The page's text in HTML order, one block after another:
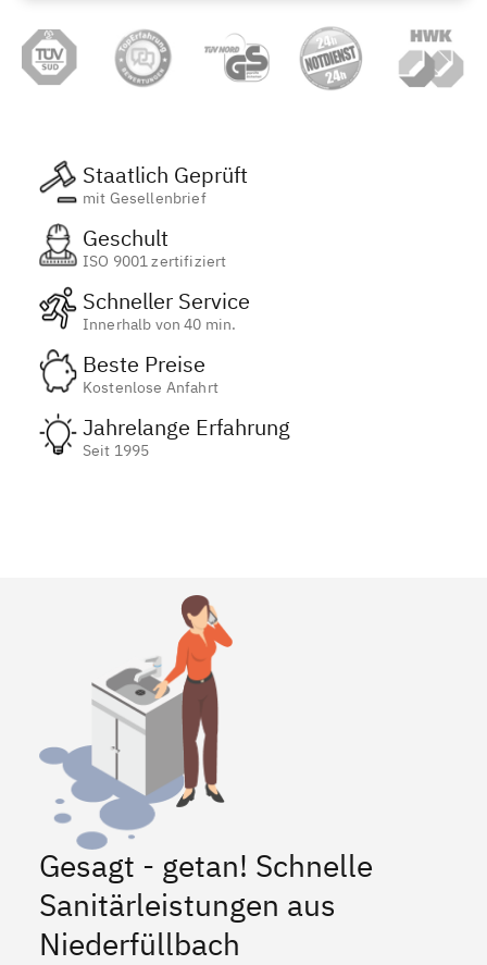
Staatlich Geprüft
mit Gesellenbrief
Geschult
ISO 9001 zertifiziert
Schneller Service
Innerhalb von 40 min.
Beste Preise
Kostenlose Anfahrt
Jahrelange Erfahrung
Seit 1995
Gesagt - getan! Schnelle
Sanitärleistungen aus
Niederfüllbach